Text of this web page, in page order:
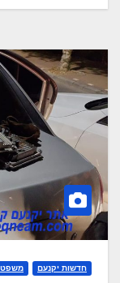
חדשות יקנעם משפט